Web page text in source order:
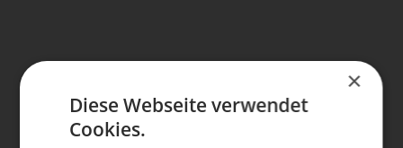
×
Diese Webseite verwendet
Cookies.